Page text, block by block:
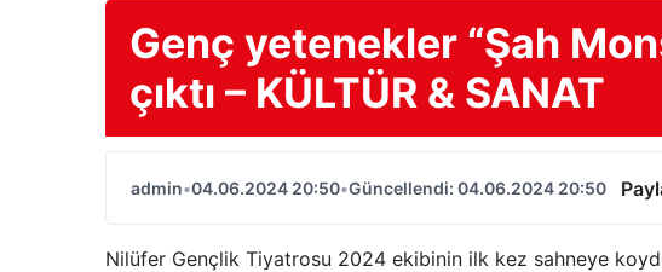
Genç yetenekler “Şah
çıktı – KÜLTÜR & SANAT
admin•04.06.2024 20:50•Güncellendi: 04.06.2024 20:50
Nilüfer Gençlik Tiyatrosu 2024 ekibinin ilk kez sahneye